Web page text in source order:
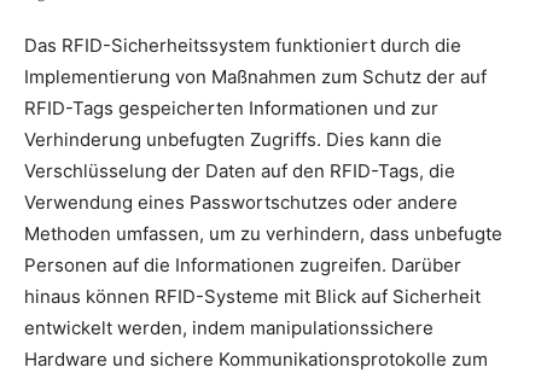
Das RFID-Sicherheitssystem funktioniert durch die
Implementierung von Maßnahmen zum Schutz der auf
RFID-Tags gespeicherten Informationen und zur
Verhinderung unbefugten Zugriffs. Dies kann die
Verschlüsselung der Daten auf den RFID-Tags, die
Verwendung eines Passwortschutzes oder andere
Methoden umfassen, um zu verhindern, dass unbefugte
Personen auf die Informationen zugreifen. Darüber
hinaus können RFID-Systeme mit Blick auf Sicherheit
entwickelt werden, indem manipulationssichere
Hardware und sichere Kommunikationsprotokolle zum